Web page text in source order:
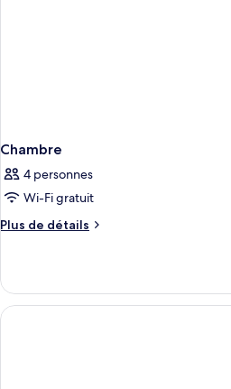
Chambre
4 personnes
Wi-Fi gratuit
Plus de détails
Plus
le
type
de